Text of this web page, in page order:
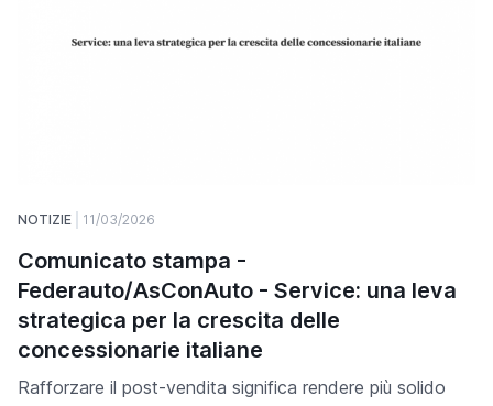
NOTIZIE 11/03/2026
Comunicato stampa -
Federauto/AsConAuto - Service: una leva
strategica per la crescita delle
concessionarie italiane
Rafforzare il post-vendita significa rendere più solido